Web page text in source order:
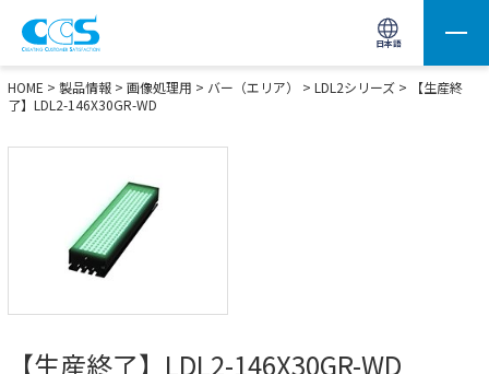
日本語
画像処理用の製品検索 サイト内検索(Enterで実行)
HOME > 製品情報 > 画像処理用 > バー（エリア） > LDL2シリーズ > 【生産終
了】LDL2-146X30GR-WD
【生産終了】LDL2-146X30GR-WD